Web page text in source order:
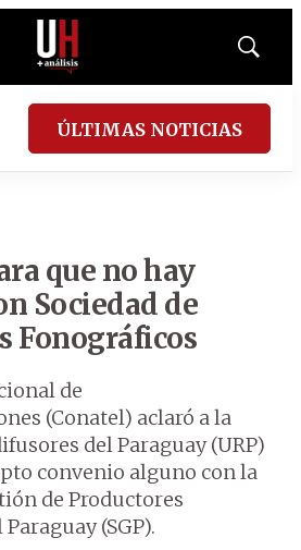
Mostrar
ÚLTIMAS NOTICIAS
que no hay
Sociedad de
Fonográficos
de
(Conatel) aclaró a la
del Paraguay (URP)
convenio alguno con la
de Productores
(SGP).